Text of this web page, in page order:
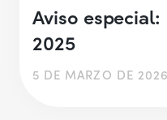
Aviso
2025
5 DE MARZO DE 2026